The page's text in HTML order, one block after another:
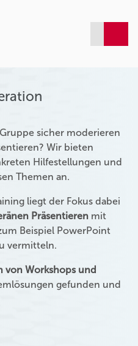
sicher moderieren
Wir bieten
Hilfestellungen und
Themen an.
liegt der Fokus dabei
Präsentieren mit
Beispiel PowerPoint
vermitteln.
von Workshops und
gefunden und